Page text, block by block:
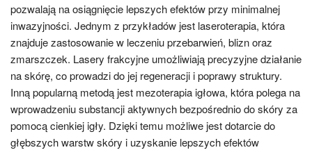
pozwalają na osiągnięcie lepszych efektów przy minimalnej
inwazyjności. Jednym z przykładów jest laseroterapia, która
znajduje zastosowanie w leczeniu przebarwień, blizn oraz
zmarszczek. Lasery frakcyjne umożliwiają precyzyjne działanie
na skórę, co prowadzi do jej regeneracji i poprawy struktury.
Inną popularną metodą jest mezoterapia igłowa, która polega na
wprowadzeniu substancji aktywnych bezpośrednio do skóry za
pomocą cienkiej igły. Dzięki temu możliwe jest dotarcie do
głębszych warstw skóry i uzyskanie lepszych efektów